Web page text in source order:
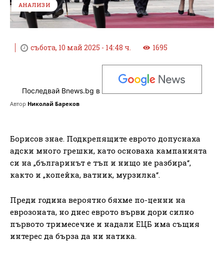
АНАЛИЗИ
събота, 10 май 2025 - 14:48 ч. 1695
Последвай Bnews.bg в
Автор Николай Бареков
Борисов знае. Подкрепящите еврото допуснаха
адски много грешки, като основаха кампанията
си на „българинът е тъп и нищо не разбира“,
както и „копейка, ватник, мурзилка“.
Преди година вероятно бяхме по-ценни на
еврозоната, но днес еврото върви дори силно
първото тримесечие и надали ЕЦБ има същия
интерес да бърза да ни натика.